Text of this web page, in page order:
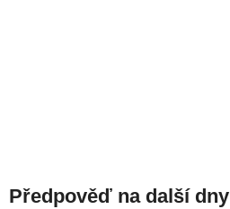
Předpověď na další dny